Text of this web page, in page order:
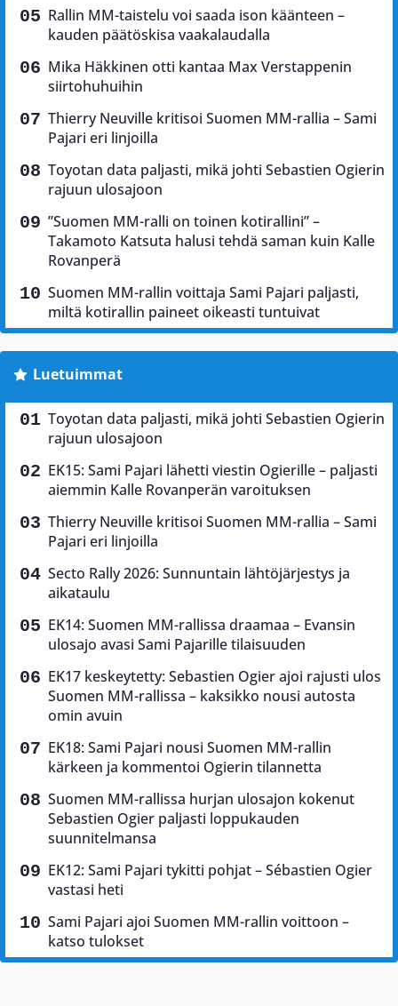
Rallin MM-taistelu voi saada ison käänteen –
kauden päätöskisa vaakalaudalla
Mika Häkkinen otti kantaa Max Verstappenin
siirtohuhuihin
Thierry Neuville kritisoi Suomen MM-rallia – Sami
Pajari eri linjoilla
Toyotan data paljasti, mikä johti Sebastien Ogierin
rajuun ulosajoon
”Suomen MM-ralli on toinen kotirallini” –
Takamoto Katsuta halusi tehdä saman kuin Kalle
Rovanperä
Suomen MM-rallin voittaja Sami Pajari paljasti,
miltä kotirallin paineet oikeasti tuntuivat
Luetuimmat
Toyotan data paljasti, mikä johti Sebastien Ogierin
rajuun ulosajoon
EK15: Sami Pajari lähetti viestin Ogierille – paljasti
aiemmin Kalle Rovanperän varoituksen
Thierry Neuville kritisoi Suomen MM-rallia – Sami
Pajari eri linjoilla
Secto Rally 2026: Sunnuntain lähtöjärjestys ja
aikataulu
EK14: Suomen MM-rallissa draamaa – Evansin
ulosajo avasi Sami Pajarille tilaisuuden
EK17 keskeytetty: Sebastien Ogier ajoi rajusti ulos
Suomen MM-rallissa – kaksikko nousi autosta
omin avuin
EK18: Sami Pajari nousi Suomen MM-rallin
kärkeen ja kommentoi Ogierin tilannetta
Suomen MM-rallissa hurjan ulosajon kokenut
Sebastien Ogier paljasti loppukauden
suunnitelmansa
EK12: Sami Pajari tykitti pohjat – Sébastien Ogier
vastasi heti
Sami Pajari ajoi Suomen MM-rallin voittoon –
katso tulokset